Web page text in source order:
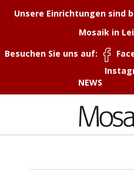
Unsere Einrichtungen sind
Mosaik in
Besuchen Sie uns auf:
NEWS